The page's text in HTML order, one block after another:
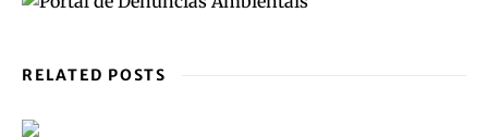
RELATED POSTS